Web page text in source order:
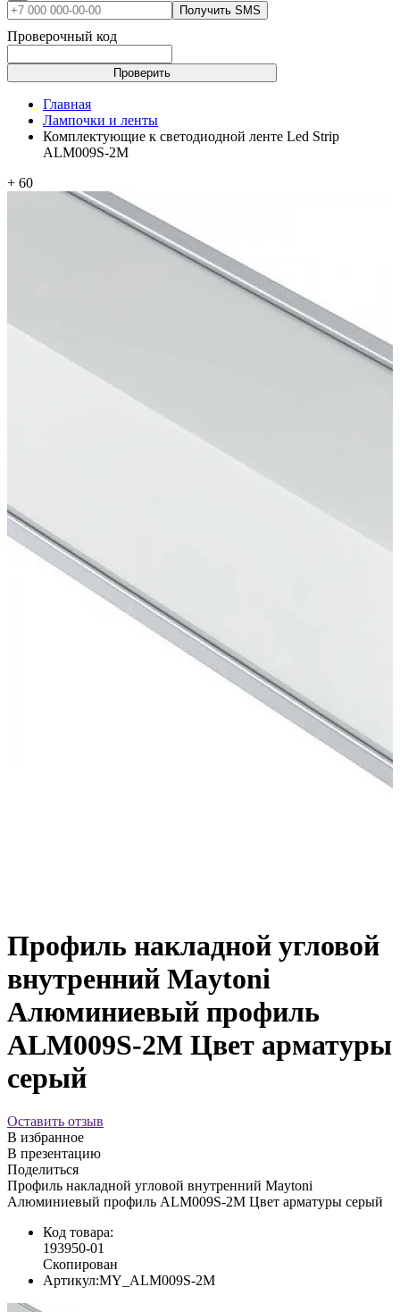
Получить SMS
Проверочный код
Проверить
Главная
Лампочки и ленты
Комплектующие к светодиодной ленте Led Strip
ALM009S-2M
+ 60
Профиль накладной угловой
внутренний Maytoni
Алюминиевый профиль
ALM009S-2M Цвет арматуры
серый
Оставить отзыв
В избранное
В презентацию
Поделиться
Профиль накладной угловой внутренний Maytoni
Алюминиевый профиль ALM009S-2M Цвет арматуры серый
Код товара:
193950-01
Скопирован
Артикул:MY_ALM009S-2M